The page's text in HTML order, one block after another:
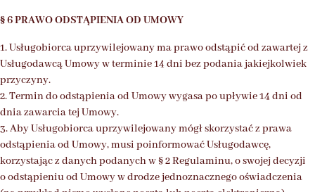
§ 6 PRAWO ODSTĄPIENIA OD UMOWY
1. Usługobiorca uprzywilejowany ma prawo odstąpić od zawartej z
Usługodawcą Umowy w terminie 14 dni bez podania jakiejkolwiek
przyczyny.
2. Termin do odstąpienia od Umowy wygasa po upływie 14 dni od
dnia zawarcia tej Umowy.
3. Aby Usługobiorca uprzywilejowany mógł skorzystać z prawa
odstąpienia od Umowy, musi poinformować Usługodawcę,
korzystając z danych podanych w § 2 Regulaminu, o swojej decyzji
o odstąpieniu od Umowy w drodze jednoznacznego oświadczenia